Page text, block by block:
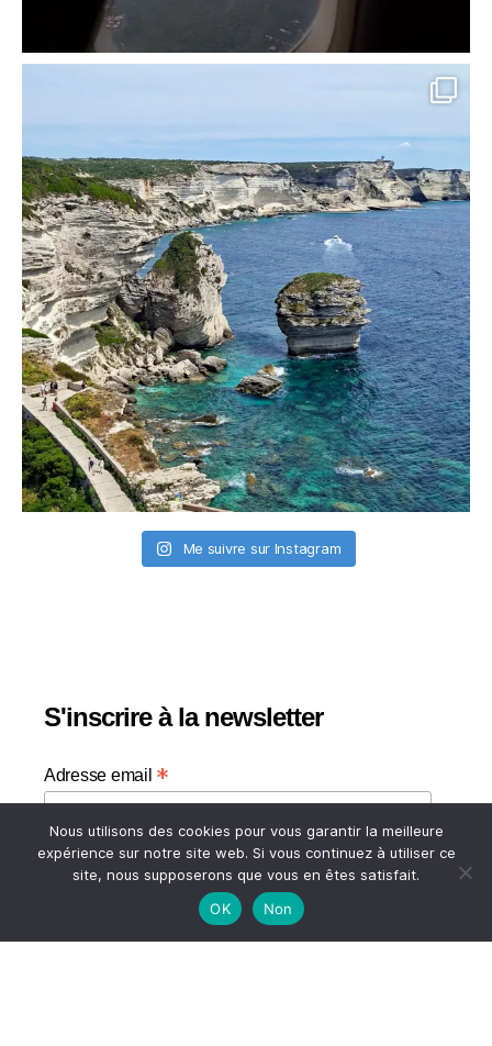
Me suivre sur Instagram
S'inscrire à la newsletter
Adresse email *
Votre adresse email
Nous utilisons des cookies pour vous garantir la meilleure
expérience sur notre site web. Si vous continuez à utiliser ce
site, nous supposerons que vous en êtes satisfait.
OK
Non